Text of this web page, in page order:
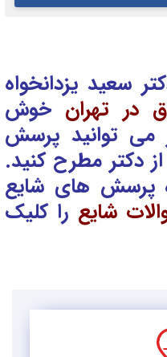
سعید یزدانخواه
تهران خوش
می توانید پرسش
دکتر مطرح کنید.
پرسش های شایع
شایع را کلیک